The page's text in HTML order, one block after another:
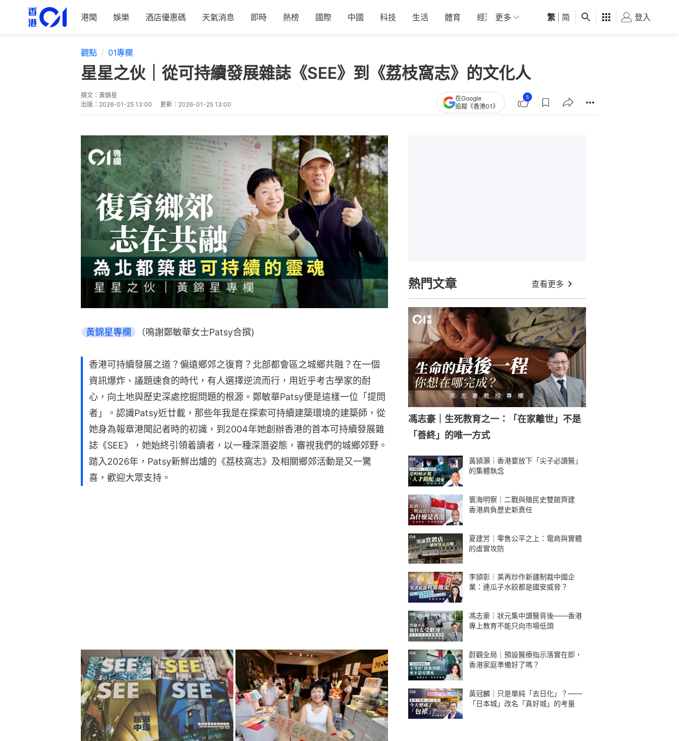
港聞 娛樂 酒店優惠碼 天氣消息 即時 熱榜 國際 中國 科技 生活 體育 經濟 01深圳 觀點 健康 好食玩飛
更多 繁 简 登入
觀點 01專欄
星星之伙｜從可持續發展雜誌《SEE》到《荔枝窩志》的文化人
撰文： 黃錦星
出版： 2026-01-25 13:00 更新： 2026-01-25 13:00
在Google
追蹤《香港01》
5
黃錦星專欄 （鳴謝鄭敏華女士Patsy合撰)
香港可持續發展之道？偏遠鄉郊之復育？北部都會區之城鄉共融？在一個
資訊爆炸、議題速食的時代，有人選擇逆流而行，用近乎考古學家的耐
心，向土地與歷史深處挖掘問題的根源。鄭敏華Patsy便是這樣一位「提問
者」。認識Patsy近廿載，那些年我是在探索可持續建築環境的建築師，從
她身為報章港聞記者時的初識，到2004年她創辦香港的首本可持續發展雜
誌《SEE》，她始終引領着讀者，以一種深潛姿態，審視我們的城鄉郊野。
踏入2026年，Patsy新鮮出爐的《荔枝窩志》及相關鄉郊活動是又一驚
喜，歡迎大眾支持。
熱門文章 查看更多
馮志豪｜生死教育之一：「在家離世」不是
「善終」的唯一方式
黃頴灝｜香港要放下「尖子必讀醫」
的集體執念
寰海明察｜二戰與殖民史雙館齊建
香港肩負歷史新責任
夏建芳｜零售公平之上：電商與實體
的虛實攻防
李頴彰｜美再炒作新疆制裁中國企
業：連瓜子水餃都是國安威脅？
馮志豪｜狀元集中讀醫背後——香港
專上教育不能只向市場低頭
蔚觀全局｜預設醫療指示落實在即，
香港家庭準備好了嗎？
黃冠麟｜只是單純「去日化」？——
「日本城」改名「真好城」的考量